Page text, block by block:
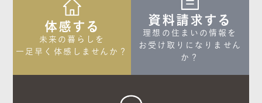
体感する
未来の暮らしを
一足早く体感しませんか？
資料請求する
理想の住まいの情報を
お受け取りになりません
か？